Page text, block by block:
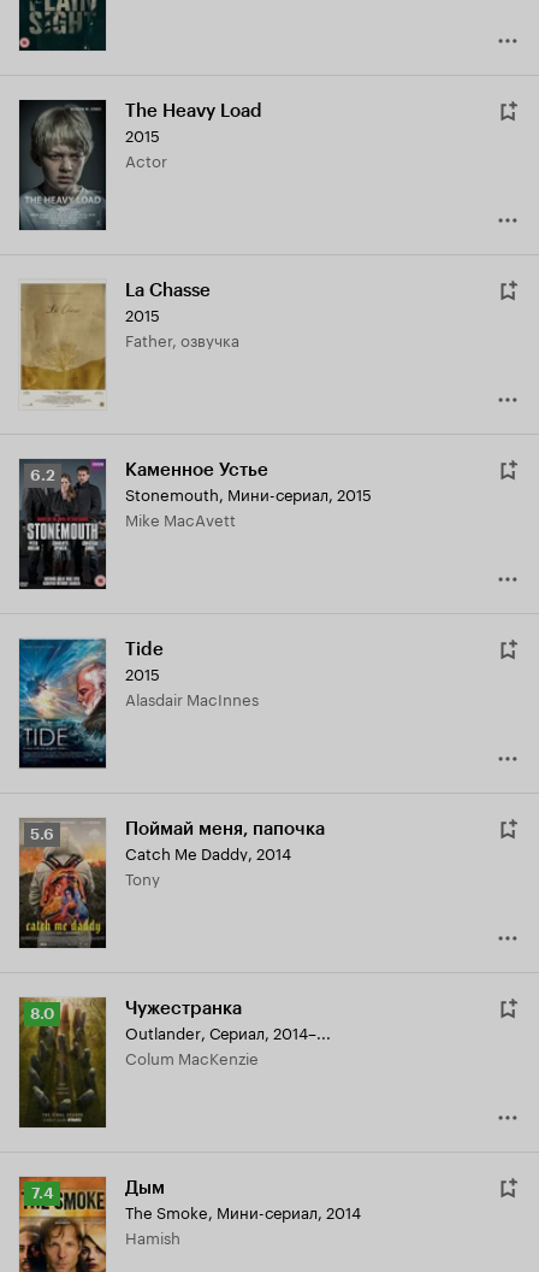
The Heavy Load
2015
Actor
La Chasse
2015
Father, озвучка
Рейтинг
Кинопоиска
6.2
6.2 Каменное Устье
Stonemouth, Мини-сериал, 2015
Mike MacAvett
Tide
2015
Alasdair MacInnes
Рейтинг
Кинопоиска
5.6
5.6 Поймай меня, папочка
Catch Me Daddy, 2014
Tony
Рейтинг
Кинопоиска
8.0
8.0 Чужестранка
Outlander, Сериал, 2014–...
Colum MacKenzie
Рейтинг
Кинопоиска
7.4
7.4 Дым
The Smoke, Мини-сериал, 2014
Hamish